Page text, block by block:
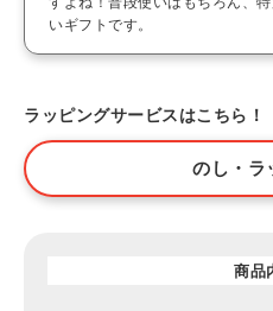
いギフトです。
ラッピングサービスはこちら！
のし・ラ
商品